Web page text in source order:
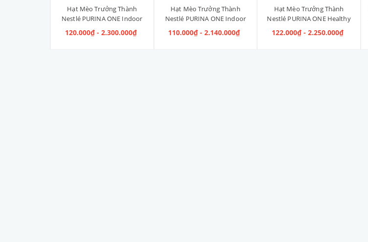
Hạt Mèo Trưởng Thành
Nestlé PURINA ONE Indoor
Advantage Salmon & Tuna [Vị
Cá Hồi & Cá Ngừ]
120.000₫ - 2.300.000₫
Hạt Mèo Trưởng Thành
Nestlé PURINA ONE Indoor
Advantage [Vị Gà]
110.000₫ - 2.140.000₫
Hạt Mèo Trưởng Thành
Nestlé PURINA ONE Healthy
Adult Salmon & Tuna [Vị Cá
Hồi & Cá Ngừ]
122.000₫ - 2.250.000₫